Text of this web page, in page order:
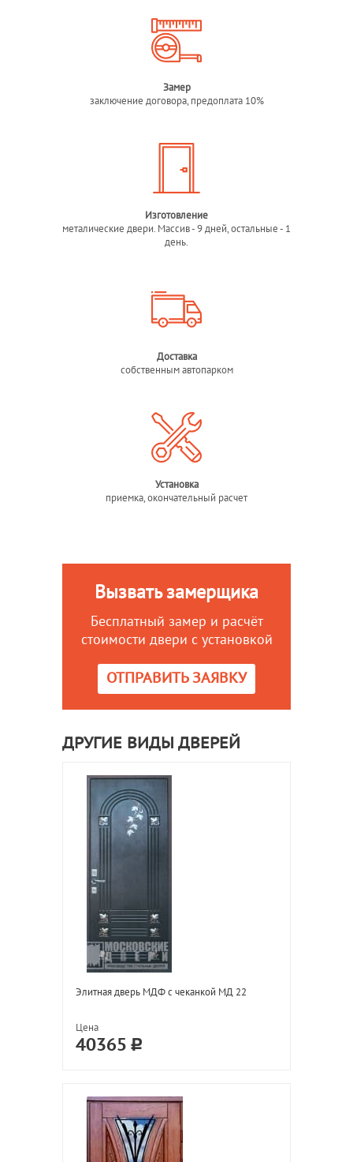
Замер
заключение договора, предоплата 10%
Изготовление
металические двери. Массив - 9 дней, остальные - 1
день.
Доставка
собственным автопарком
Установка
приемка, окончательный расчет
Вызвать замерщика
Бесплатный замер и расчёт
стоимости двери с установкой
ОТПРАВИТЬ ЗАЯВКУ
ДРУГИЕ ВИДЫ ДВЕРЕЙ
Элитная дверь МДФ с чеканкой МД 22
Цена
40365